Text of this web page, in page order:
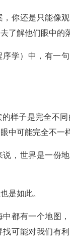
你还是只能像
了解他们眼中的
学）中，有一句
样子是完全不
中可能完全不一
说，世界是一份
是如此。
中都有一个地图
找可能对我们有